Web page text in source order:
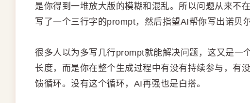
是你得到一堆放大版的模糊和混乱。所以问题从来不
写了一个三行字的prompt，然后指望AI帮你写出诺贝
很多人以为多写几行prompt就能解决问题，这又是一
长度，而是你在整个生成过程中有没有持续参与，有
馈循环。没有这个循环，AI再强也是白搭。